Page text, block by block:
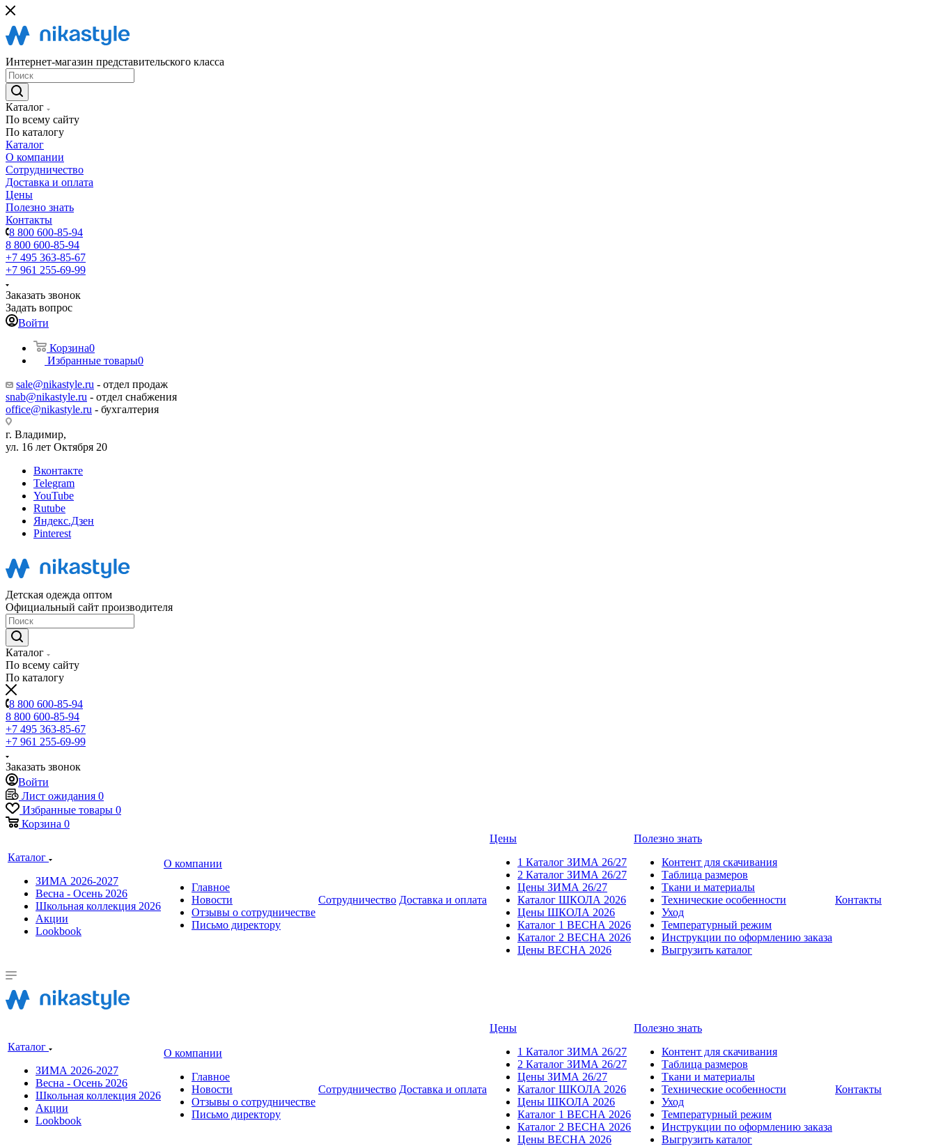
Интернет-магазин представительского класса
Каталог
По всему сайту
По каталогу
Каталог
О компании
Сотрудничество
Доставка и оплата
Цены
Полезно знать
Контакты
8 800 600-85-94
8 800 600-85-94
+7 495 363-85-67
+7 961 255-69-99
Заказать звонок
Задать вопрос
Войти
Корзина0
Избранные товары0
sale@nikastyle.ru - отдел продаж
snab@nikastyle.ru - отдел снабжения
office@nikastyle.ru - бухгалтерия
г. Владимир,
ул. 16 лет Октября 20
Вконтакте
Telegram
YouTube
Rutube
Яндекс.Дзен
Pinterest
Детская одежда оптом
Официальный сайт производителя
Каталог
По всему сайту
По каталогу
8 800 600-85-94
8 800 600-85-94
+7 495 363-85-67
+7 961 255-69-99
Заказать звонок
Войти
Лист ожидания 0
Избранные товары 0
Корзина 0
Каталог
ЗИМА 2026-2027
Весна - Осень 2026
Школьная коллекция 2026
Акции
Lookbook
О компании
Главное
Новости
Отзывы о сотрудничестве
Письмо директору
Сотрудничество Доставка и оплата
Цены
1 Каталог ЗИМА 26/27
2 Каталог ЗИМА 26/27
Цены ЗИМА 26/27
Каталог ШКОЛА 2026
Цены ШКОЛА 2026
Каталог 1 ВЕСНА 2026
Каталог 2 ВЕСНА 2026
Цены ВЕСНА 2026
Полезно знать
Контент для скачивания
Таблица размеров
Ткани и материалы
Технические особенности
Уход
Температурный режим
Инструкции по оформлению заказа
Выгрузить каталог
Контакты
Каталог
ЗИМА 2026-2027
Весна - Осень 2026
Школьная коллекция 2026
Акции
Lookbook
О компании
Главное
Новости
Отзывы о сотрудничестве
Письмо директору
Сотрудничество Доставка и оплата
Цены
1 Каталог ЗИМА 26/27
2 Каталог ЗИМА 26/27
Цены ЗИМА 26/27
Каталог ШКОЛА 2026
Цены ШКОЛА 2026
Каталог 1 ВЕСНА 2026
Каталог 2 ВЕСНА 2026
Цены ВЕСНА 2026
Полезно знать
Контент для скачивания
Таблица размеров
Ткани и материалы
Технические особенности
Уход
Температурный режим
Инструкции по оформлению заказа
Выгрузить каталог
Контакты